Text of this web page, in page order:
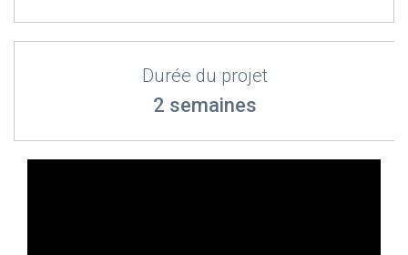
Durée du projet
2 semaines